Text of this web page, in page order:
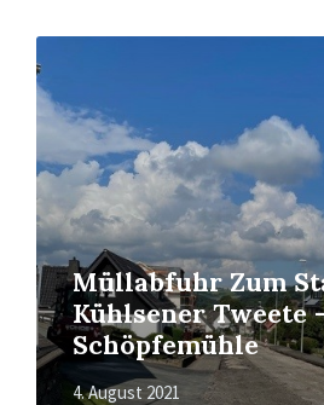
Müllabfuhr Zum
Kühlsener Tweete
Schöpfemühle
4. August 2021
Read
More